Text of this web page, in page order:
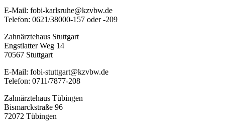
E-Mail: fobi-karlsruhe@kzvbw.de
Telefon: 0621/38000-157 oder -209
Zahnärztehaus Stuttgart
Engstlatter Weg 14
70567 Stuttgart
E-Mail: fobi-stuttgart@kzvbw.de
Telefon: 0711/7877-208
Zahnärztehaus Tübingen
Bismarckstraße 96
72072 Tübingen